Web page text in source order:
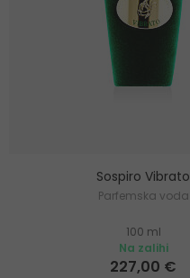
Sospiro Vibrato
Parfemska voda
100 ml
Na zalihi
227,00 €